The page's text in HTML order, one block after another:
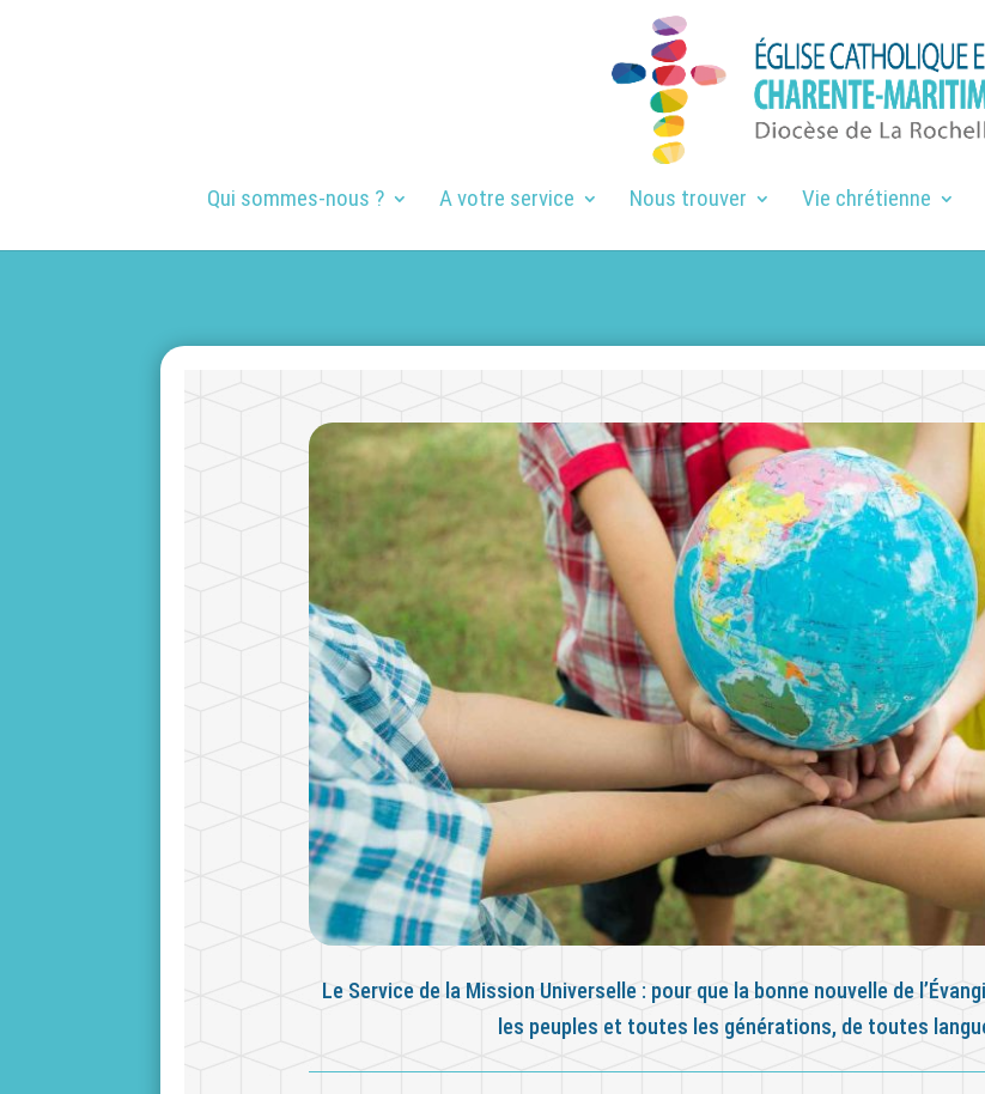
Qui sommes-nous ? A votre service Nous trouver Vie chrétienne
Le Service de la Mission Universelle : pour que la bonne nouvelle de
les peuples et toutes les générations, de toutes